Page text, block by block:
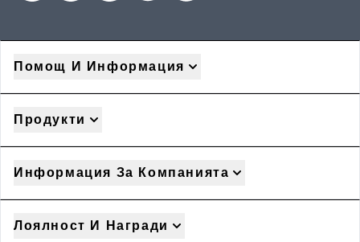
Помощ И Информация
Продукти
Информация За Компанията
Лоялност И Награди